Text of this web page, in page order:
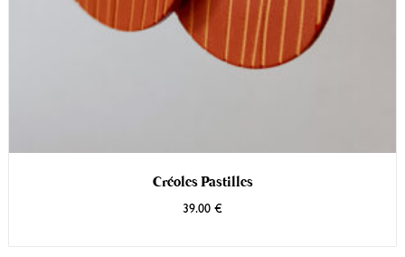
Créoles Pastilles
39.00 €